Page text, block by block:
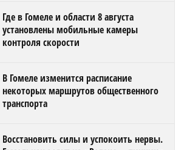
Где в Гомеле и области 8 августа
установлены мобильные камеры
контроля скорости
В Гомеле изменится расписание
некоторых маршрутов общественного
транспорта
Восстановить силы и успокоить нервы.